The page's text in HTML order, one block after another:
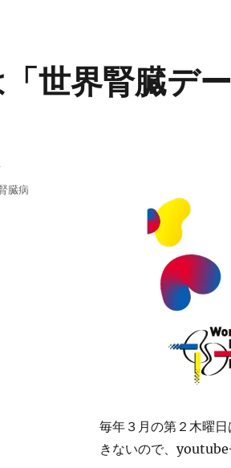
世界腎臓デー
毎年３月の第２木曜
きないので、youtube
臓病